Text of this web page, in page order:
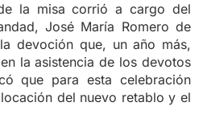
la misa corrió a cargo del
José María Romero de
devoción que, un año más,
la asistencia de los devotos
que para esta celebración
del nuevo retablo y el